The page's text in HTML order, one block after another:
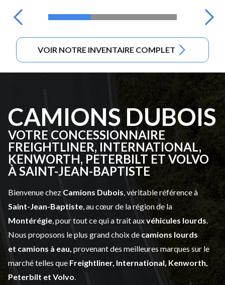
VOIR NOTRE INVENTAIRE COMPLET
CAMIONS DUBOIS
VOTRE CONCESSIONNAIRE
FREIGHTLINER, INTERNATIONAL,
KENWORTH, PETERBILT ET VOLVO
À SAINT-JEAN-BAPTISTE
Bienvenue chez Camions Dubois , véritable référence à
Saint-Jean-Baptiste , au cœur de la région de la
Montérégie , pour tout ce qui a trait auxvéhicules lourds
Nous proposons le plus grand choix de camions lourds
et camions à eau, provenant des meilleures marques sur le
marché telles que Freightliner, International, Kenworth,
Peterbilt et Volvo